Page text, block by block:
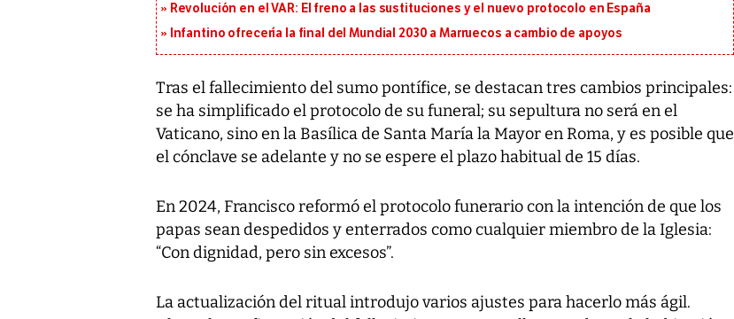
Revolución en el VAR: El freno a las sustituciones y el nuevo protocolo en España
Infantino ofrecería la final del Mundial 2030 a Marruecos a cambio de apoyos
Tras el fallecimiento del sumo pontífice, se destacan tres cambios principales:
se ha simplificado el protocolo de su funeral; su sepultura no será en el
Vaticano, sino en la Basílica de Santa María la Mayor en Roma, y es posible que
el cónclave se adelante y no se espere el plazo habitual de 15 días.
En 2024, Francisco reformó el protocolo funerario con la intención de que los
papas sean despedidos y enterrados como cualquier miembro de la Iglesia:
“Con dignidad, pero sin excesos”.
La actualización del ritual introdujo varios ajustes para hacerlo más ágil.